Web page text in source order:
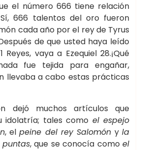
el número 666 tiene relación
666 talentos del oro fueron
cada año por el rey de Tyrus
Después de que usted haya leído
vaya a Ezequiel 28.¡Qué
fue tejida para engañar,
llevaba a cabo estas prácticas
dejó muchos artículos que
idolatría; tales como el espejo
, elpeine del rey Salomón yla
, que se conocía como el